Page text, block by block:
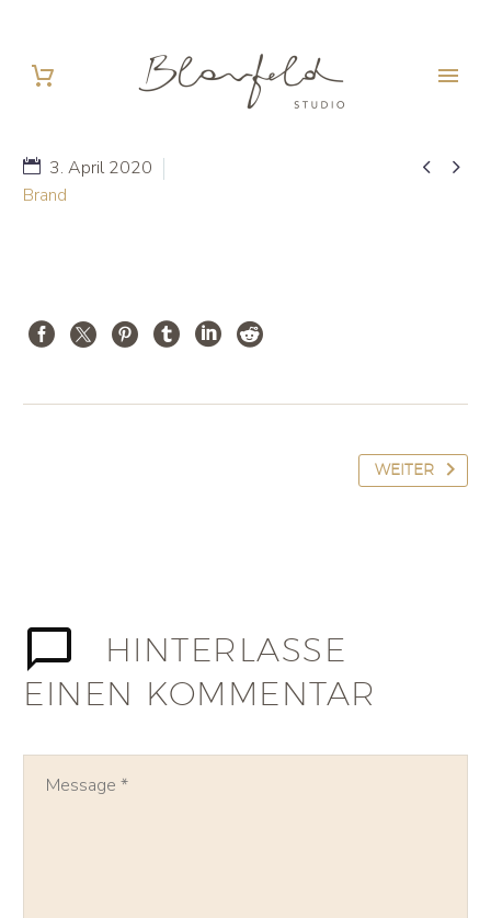
 
3. April 2020
Brand
WEITER
HINTERLASSE
EINEN KOMMENTAR